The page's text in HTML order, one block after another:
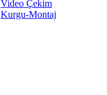
Video Çekim
Kurgu-Montaj